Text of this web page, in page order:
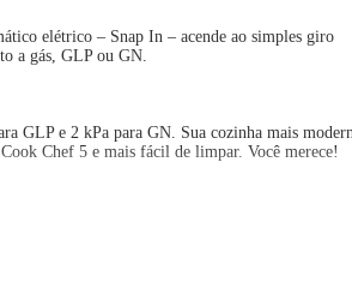
elétrico – Snap In – acende ao simples giro
a gás, GLP ou GN.
GLP e 2 kPa para GN. Sua cozinha mais
Chef 5 e mais fácil de limpar. Você merece!